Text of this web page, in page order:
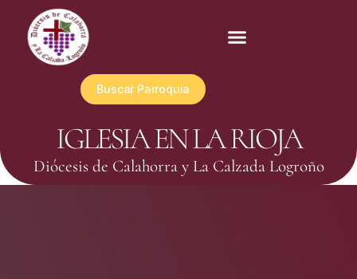
Buscar Parroquia
IGLESIA EN LA RIOJA
Diócesis de Calahorra y La Calzada Logroño